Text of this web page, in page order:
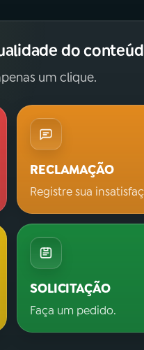
do
um clique.
RECLAMAÇÃO
Registre sua
SOLICITAÇÃO
Faça um pedido.